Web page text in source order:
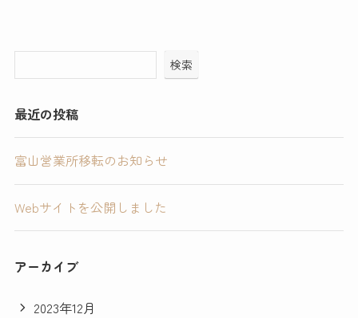
検索
最近の投稿
富山営業所移転のお知らせ
Webサイトを公開しました
アーカイブ
2023年12月